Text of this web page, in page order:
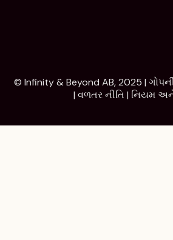
© Infinity & Beyond AB, 2025 |
| વળતર નીતિ | નિયમ